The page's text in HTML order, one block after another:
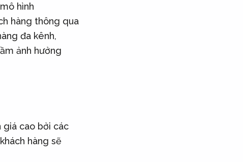
hình
hàng thông qua
đa kênh,
ảnh hưởng
cao bởi các
hàng sẽ